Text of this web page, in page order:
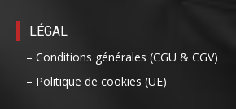
LÉGAL
– Conditions générales (CGU & CGV)
– Politique de cookies (UE)